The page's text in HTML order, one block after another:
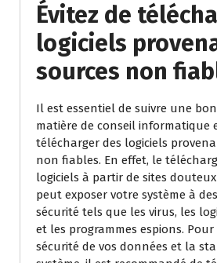
Évitez de
logiciels
sources non
Il est essentiel de suivre une
matière de conseil informatique
télécharger des logiciels
non fiables. En effet, le
logiciels à partir de sites
peut exposer votre système à
sécurité tels que les virus, les
et les programmes espions.
sécurité de vos données et la